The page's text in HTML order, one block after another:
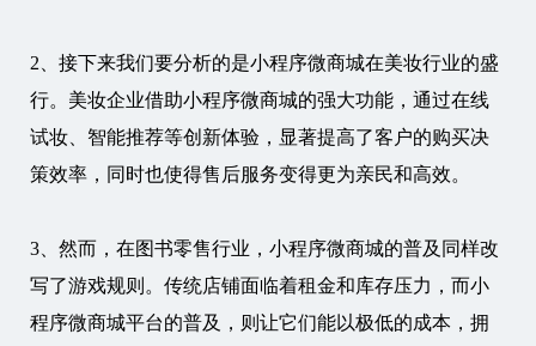
2、接下来我们要分析的是小程序微商城在美妆行业的盛
行。美妆企业借助小程序微商城的强大功能，通过在线
试妆、智能推荐等创新体验，显著提高了客户的购买决
策效率，同时也使得售后服务变得更为亲民和高效。
3、然而，在图书零售行业，小程序微商城的普及同样改
写了游戏规则。传统店铺面临着租金和库存压力，而小
程序微商城平台的普及，则让它们能以极低的成本，拥